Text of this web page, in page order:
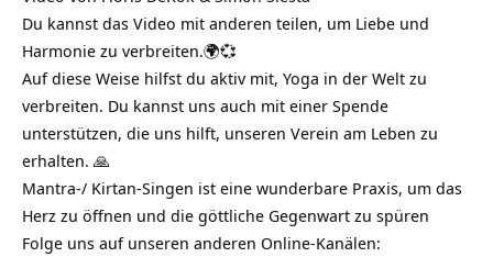
Du kannst das Video mit anderen teilen, um Liebe und
Harmonie zu verbreiten.🌍💞
Auf diese Weise hilfst du aktiv mit, Yoga in der Welt zu
verbreiten. Du kannst uns auch mit einer Spende
unterstützen, die uns hilft, unseren Verein am Leben zu
erhalten. 🙏
Mantra-/ Kirtan-Singen ist eine wunderbare Praxis, um das
Herz zu öffnen und die göttliche Gegenwart zu spüren
Folge uns auf unseren anderen Online-Kanälen: